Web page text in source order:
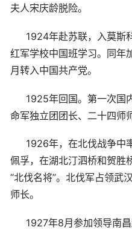
夫人宋庆龄脱险。
1924年赴苏联，入莫斯
红军学校中国班学习。同年
月转入中国共产党。
1925年回国。第一次国
命军独立团团长、二十四师
1926年，在北伐战争中
佩孚，在湖北汀泗桥和贺胜
“北伐名将”。北伐军占领武
师长。
1927年8月参加领导南